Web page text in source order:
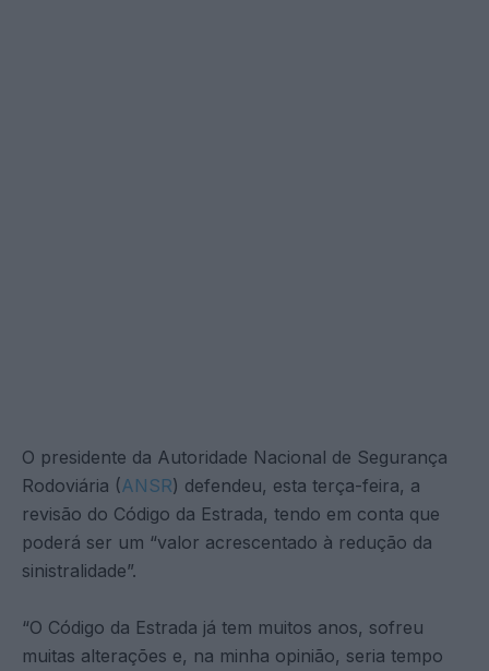
O presidente da Autoridade Nacional de Segurança
Rodoviária (ANSR) defendeu, esta terça-feira, a
revisão do Código da Estrada, tendo em conta que
poderá ser um “valor acrescentado à redução da
sinistralidade”.
“O Código da Estrada já tem muitos anos, sofreu
muitas alterações e, na minha opinião, seria tempo